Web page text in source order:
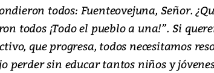
todos: Fuenteovejuna, Señor.
todos ¡Todo el pueblo a una!”. Si
que progresa, todos necesitamos
perder sin educar tantos niños y